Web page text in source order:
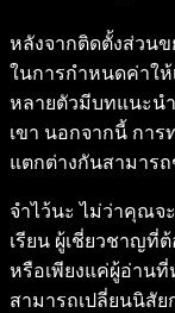
หลังจากติดตั้งส่วนข
ในการกำหนดค่าใ
หลายตัวมีบทแนะน
เขา นอกจากนี้ การ
แตกต่างกันสามาร
จำไว้นะ ไม่ว่าคุณจ
เรียน ผู้เชี่ยวชาญที่
หรือเพียงแค่ผู้อ่าน
สามารถเปลี่ยนนิสั